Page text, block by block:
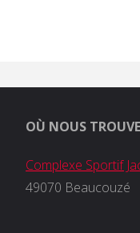
OÙ NOUS
Complexe Sportif
49070 Beaucouzé